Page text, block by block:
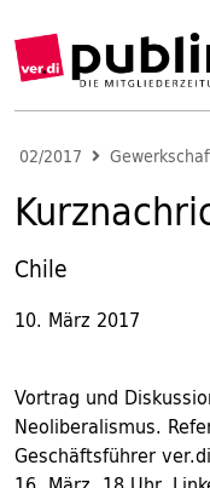
02/2017
Chile
10. März 2017
Vortrag und
Neoliberalismus.
Geschäftsführer